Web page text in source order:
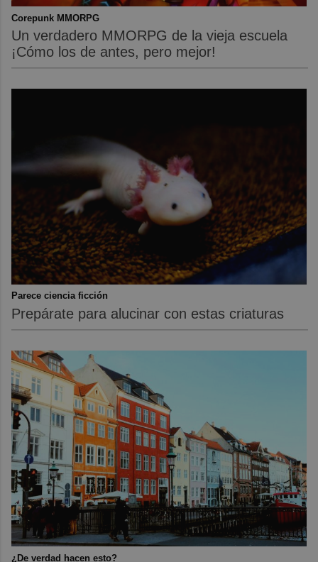
Corepunk MMORPG
Un verdadero MMORPG de la vieja escuela
¡Cómo los de antes, pero mejor!
Parece ciencia ficción
Prepárate para alucinar con estas criaturas
¿De verdad hacen esto?